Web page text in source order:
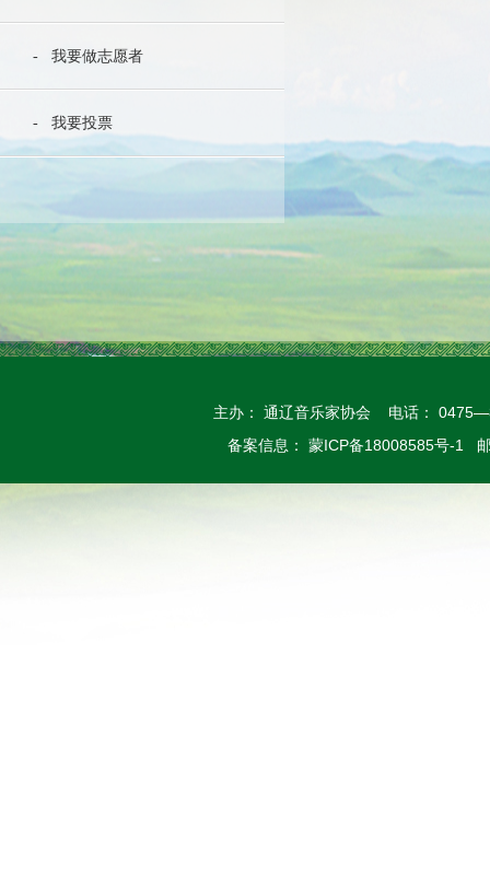
- 我要做志愿者
- 我要投票
主办： 通辽音乐家协会 电话：
备案信息： 蒙ICP备18008585号-1